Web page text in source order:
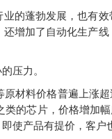
的蓬勃发展，也有
增加了自动化生产
压力。
材料价格普遍上涨
的芯片，价格增加
使产品有提价，客户